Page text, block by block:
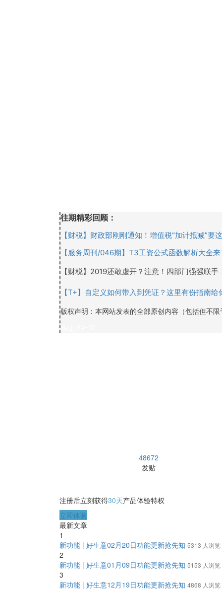
往期精彩回顾：
【财税】财政部刚刚通知！增值税“加计抵减”要
【服务周刊/046期】T3工资公式函数解析大全
【财税】2019还敢虚开？注意！四部门强强联
【T+】自定义如何带入到凭证？这里有份指南给
版权声明：本网站发表的全部原创内容（包括但不
48672
发贴
注册后立刻获得30天产品体验特权
立即体验
最新文章
1
新功能 | 好生意02月20日功能更新抢先知 5313 人浏览
2
新功能 | 好生意01月09日功能更新抢先知 5153 人浏览
3
新功能 | 好生意12月19日功能更新抢先知 4868 人浏览